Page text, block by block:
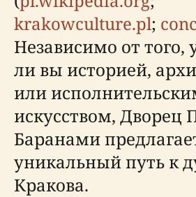
krakowculture.pl;
Независимо от того,
ли вы историей,
или
искусством, Дворец
Баранами
уникальный путь к
Кракова.